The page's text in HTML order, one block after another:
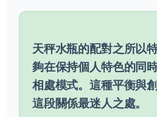
天秤水瓶的配對之所以
夠在保持個人特色的同
相處模式。這種平衡與
這段關係最迷人之處。